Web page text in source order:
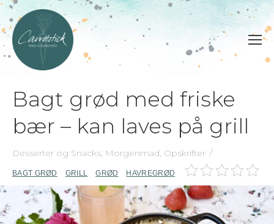
Bagt grød med friske
bær – kan laves på grill
Desserter og Snacks, Morgenmad, Opskrifter
BAGT GRØD GRILL GRØD HAVREGRØD